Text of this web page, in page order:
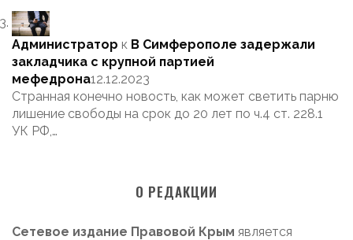
Администратор к В Симферополе задержали
закладчика с крупной партией
мефедрона12.12.2023
Странная конечно новость, как может светить парню
лишение свободы на срок до 20 лет по ч.4 ст. 228.1
УК РФ,…
О РЕДАКЦИИ
Сетевое издание Правовой Крым является